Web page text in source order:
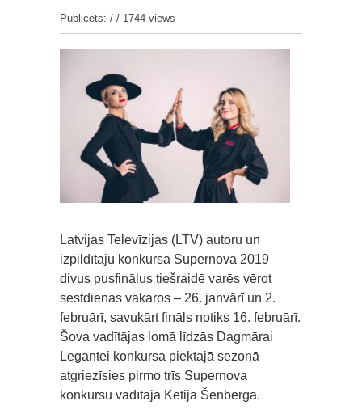
Publicēts: / / 1744 views
Latvijas Televīzijas (LTV) autoru un
izpildītāju konkursa Supernova 2019
divus pusfinālus tiešraidē varēs vērot
sestdienas vakaros – 26. janvārī un 2.
februārī, savukārt fināls notiks 16. februārī.
Šova vadītājas lomā līdzās Dagmārai
Legantei konkursa piektajā sezonā
atgriezīsies pirmo trīs Supernova
konkursu vadītāja Ketija Šēnberga.